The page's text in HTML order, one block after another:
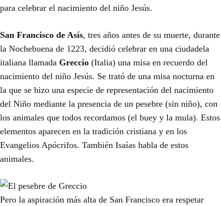
para celebrar el nacimiento del niño Jesús.
San Francisco de Asís, tres años antes de su muerte, durante
la Nochebuena de 1223, decidió celebrar en una ciudadela
italiana llamada Greccio (Italia) una misa en recuerdo del
nacimiento del niño Jesús. Se trató de una misa nocturna en
la que se hizo una especie de representación del nacimiento
del Niño mediante la presencia de un pesebre (sin niño), con
los animales que todos recordamos (el buey y la mula). Estos
elementos aparecen en la tradición cristiana y en los
Evangelios Apócrifos. También Isaías habla de estos
animales.
Pero la aspiración más alta de San Francisco era respetar